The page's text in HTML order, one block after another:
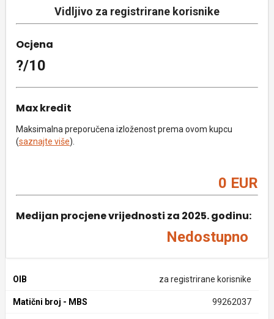
Vidljivo za registrirane korisnike
Ocjena
?/10
Max kredit
Maksimalna preporučena izloženost prema ovom kupcu
(saznajte više).
0 EUR
Medijan procjene vrijednosti za 2025. godinu:
Nedostupno
OIB za registrirane korisnike
Matični broj - MBS 99262037